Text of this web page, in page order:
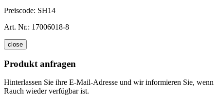
Preiscode: SH14
Art. Nr.: 17006018-8
close
Produkt anfragen
Hinterlassen Sie ihre E-Mail-Adresse und wir informieren Sie, wenn
Rauch wieder verfügbar ist.